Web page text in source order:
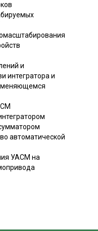
и
интегратора и
автоматической
УАСМ на